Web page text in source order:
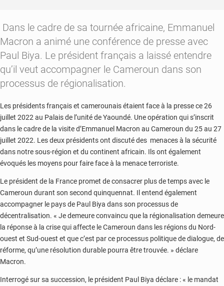
Dans le cadre de sa tournée africaine, Emmanuel
Macron a animé une conférence de presse avec
Paul Biya. Le président français a laissé entendre
qu’il veut accompagner le Cameroun dans son
processus de régionalisation.
Les présidents français et camerounais étaient face à la presse ce 26
juillet 2022 au Palais de l’unité de Yaoundé. Une opération qui s’inscrit
dans le cadre de la visite d’Emmanuel Macron au Cameroun du 25 au 27
juillet 2022. Les deux présidents ont discuté des menaces à la sécurité
dans notre sous-région et du continent africain. Ils ont également
évoqués les moyens pour faire face à la menace terroriste.
Le président de la France promet de consacrer plus de temps avec le
Cameroun durant son second quinquennat. Il entend également
accompagner le pays de Paul Biya dans son processus de
décentralisation. « Je demeure convaincu que la régionalisation demeure
la réponse à la crise qui affecte le Cameroun dans les régions du Nord-
ouest et Sud-ouest et que c’est par ce processus politique de dialogue, de
réforme, qu’une résolution durable pourra être trouvée. » déclare
Macron.
Interrogé sur sa succession, le président Paul Biya déclare : « le mandat